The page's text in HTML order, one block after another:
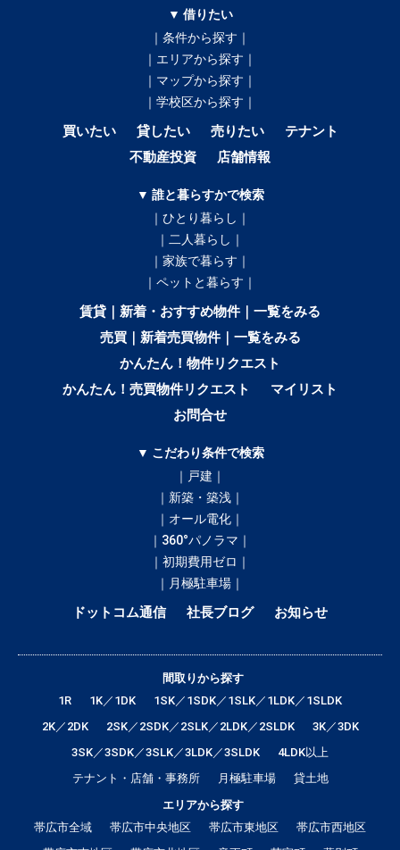
▼ 借りたい
｜条件から探す｜
｜エリアから探す｜
｜マップから探す｜
｜学校区から探す｜
買いたい 貸したい 売りたい
テナント
不動産投資
店舗情報
▼ 誰と暮らすかで検索
｜ひとり暮らし｜
｜二人暮らし｜
｜家族で暮らす｜
｜ペットと暮らす｜
賃貸｜新着・おすすめ物件｜一覧をみる
売買｜新着売買物件｜一覧をみる
かんたん！物件リクエスト
かんたん！売買物件リクエスト
マイリスト
お問合せ
▼ こだわり条件で検索
｜戸建｜
｜新築・築浅｜
｜オール電化｜
｜360°パノラマ｜
｜初期費用ゼロ｜
｜月極駐車場｜
ドットコム通信 社長ブログ お知らせ
間取りから探す
1R
1K／1DK
1SK／1SDK／1SLK／1LDK／1SLDK
2K／2DK
2SK／2SDK／2SLK／2LDK／2SLDK
3K／3DK
3SK／3SDK／3SLK／3LDK／3SLDK
4LDK以上
テナント・店舗・事務所
月極駐車場
貸土地
エリアから探す
帯広市全域
帯広市中央地区 帯広市東地区
帯広市西地区